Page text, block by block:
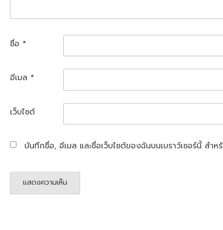
ชื่อ *
อีเมล *
เว็บไซต์
บันทึกชื่อ, อีเมล และชื่อเว็บไซต์ของฉันบนเบราว์เซอร์นี้ สำ